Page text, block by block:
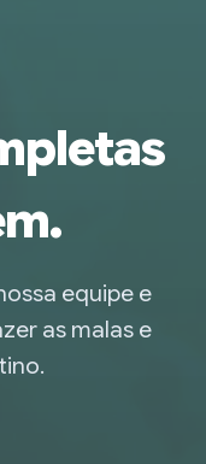
equipe e
as malas e